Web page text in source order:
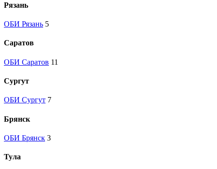
Рязань
ОБИ Рязань 5
Саратов
ОБИ Саратов 11
Сургут
ОБИ Сургут 7
Брянск
ОБИ Брянск 3
Тула